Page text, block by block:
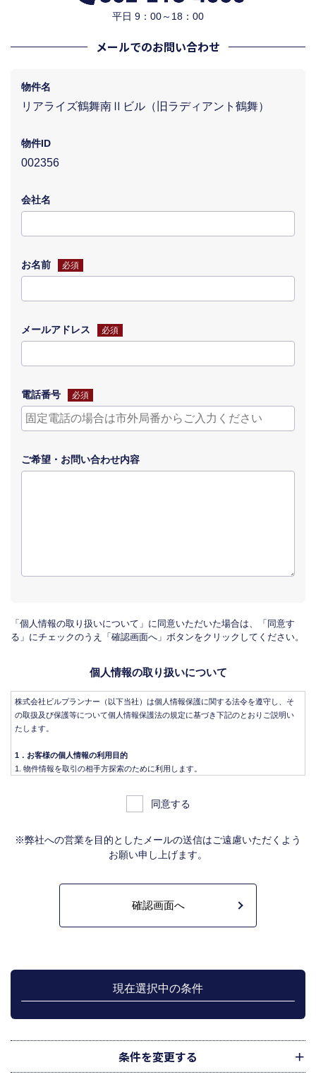
平日 9：00～18：00
メールでのお問い合わせ
物件名
リアライズ鶴舞南Ⅱビル（旧ラディアント鶴舞）
物件ID
002356
会社名
お名前 必須
メールアドレス 必須
電話番号 必須
ご希望・ お問い合わせ内容
「個人情報の取り扱いについて」に同意いただいた場合は、「同意す
る」にチェックのうえ「確認画面へ」ボタンをクリックしてください。
個人情報の取り扱いについて
株式会社ビルプランナー（以下当社）は個人情報保護に関する法令を遵守し、そ
の取扱及び保護等について個人情報保護法の規定に基づき下記のとおりご説明い
たします。
1．お客様の個人情報の利用目的
物件情報を取引の相手方探索のために利用します。
物件情報を、取引の相手方探索のため指定流通機構の物件検索システム（レイ
ンズ）に登録する場合があります。なお契約後、指定流通機構（宅地建物取引
報は、成約した物件の、物件概要、契約年月日、成約価格などの情報で、氏名
は含みません。）を提供します。指定流通機構は、物件情報及び成約情報を指
定流通機構の会員たる宅地建物取引業者や公的な団体に電子データや紙媒体で
不動産の売買契約又は賃貸契約の相手方を探索すること、及び売買、賃貸借、
上記、1.から 5.の業務に付随する、お客様にとって有用と思われる当社及び提
携先のご案内や商品の発送、関連するアフターサービス、また、管理において
のメンテナンス等の業務に関するお知らせ等に利用します。
介の依頼者に提供することがあります。
下記３記載の第三者に提供します。
同意する
※弊社への営業を目的としたメールの送信はご遠慮いただくよう
お願い申し上げます。
現在選択中の条件
条件を変更する